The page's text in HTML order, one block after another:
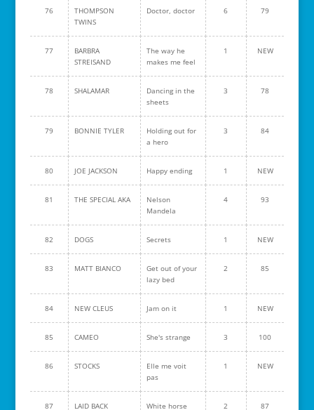
76
THOMPSON
TWINS
Doctor, doctor 6 79
77
BARBRA
STREISAND
The way he
makes me feel
1 NEW
78 SHALAMAR
Dancing in the
sheets
3 78
79 BONNIE TYLER
Holding out for
a hero
3 84
80 JOE JACKSON Happy ending 1 NEW
81 THE SPECIAL AKA
Nelson
Mandela
4 93
82 DOGS Secrets 1 NEW
83 MATT BIANCO
Get out of your
lazy bed
2 85
84 NEW CLEUS Jam on it 1 NEW
85 CAMEO She's strange 3 100
86 STOCKS
Elle me voit
pas
1 NEW
87 LAID BACK White horse 2 87